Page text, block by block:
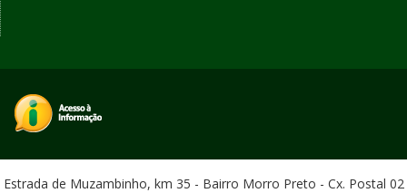
Estrada de Muzambinho, km 35 - Bairro Morro Preto - Cx. Postal 02